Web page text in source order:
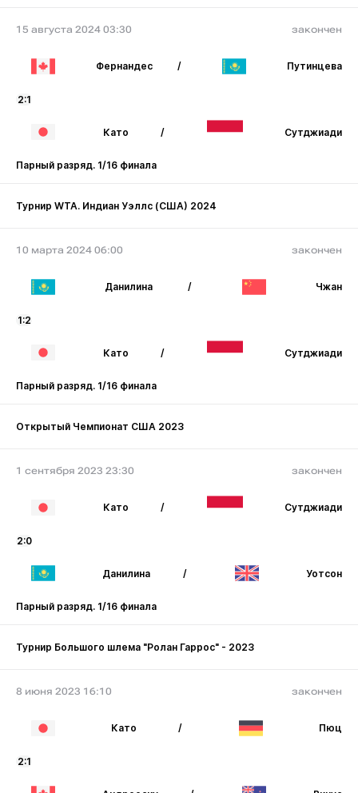
15 августа 2024 03:30 закончен
Фернандес / Путинцева
2:1
Като / Сутджиади
Парный разряд. 1/16 финала
Турнир WTA. Индиан Уэллс (США) 2024
10 марта 2024 06:00 закончен
Данилина / Чжан
1:2
Като / Сутджиади
Парный разряд. 1/16 финала
Открытый Чемпионат США 2023
1 сентября 2023 23:30 закончен
Като / Сутджиади
2:0
Данилина / Уотсон
Парный разряд. 1/16 финала
Турнир Большого шлема "Ролан Гаррос" - 2023
8 июня 2023 16:10 закончен
Като / Пюц
2:1